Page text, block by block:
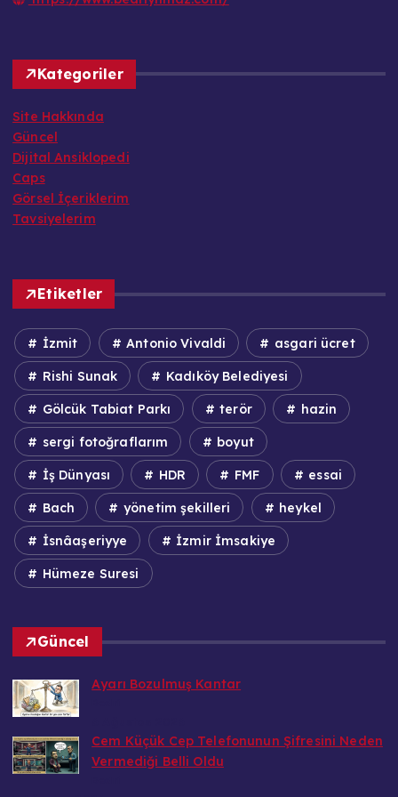
Kategoriler
Site Hakkında
Güncel
Dijital Ansiklopedi
Caps
Görsel İçeriklerim
Tavsiyelerim
Etiketler
İzmit Antonio Vivaldi asgari ücret
Rishi Sunak Kadıköy Belediyesi
Gölcük Tabiat Parkı terör hazin
sergi fotoğraflarım boyut
İş Dünyası HDR FMF essai
Bach yönetim şekilleri heykel
İsnâaşeriyye İzmir İmsakiye
Hümeze Suresi
Güncel
Ayarı Bozulmuş Kantar
Bedri
Cem Küçük Cep Telefonunun Şifresini Neden
Vermediği Belli Oldu
Bedri